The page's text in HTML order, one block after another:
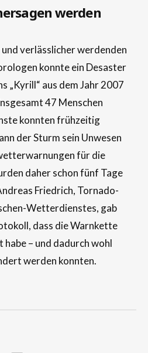
werden
verlässlicher werdenden
konnte ein Desaster
„Kyrill“ aus dem Jahr 2007
47 Menschen
konnten frühzeitig
der Sturm sein Unwesen
für die
daher schon fünf Tage
Friedrich, Tornado-
Wetterdienstes, gab
dass die Warnkette
– und dadurch wohl
werden konnten.